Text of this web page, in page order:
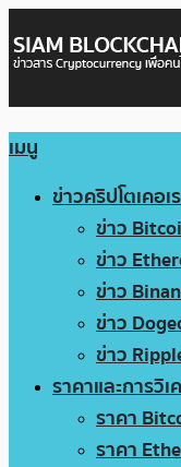
เมนู
ข่าวคริปโตเคอเ
ข่าว
ข่าว
ข่าว
ข่าว
ข่าว
ราคาและการวิเ
ราคา
ราคา